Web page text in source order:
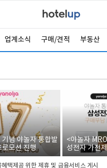
업계소식 구매/견적 부동산
념 야놀자 통합발
로모션 진행
<야놀자
성전자 가전
택제공 위한 제휴 및 금융서비스 게시